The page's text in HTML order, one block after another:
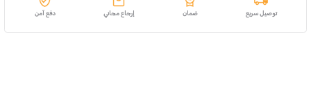
توصيل سريع ضمان إرجاع مجاني دفع آمن